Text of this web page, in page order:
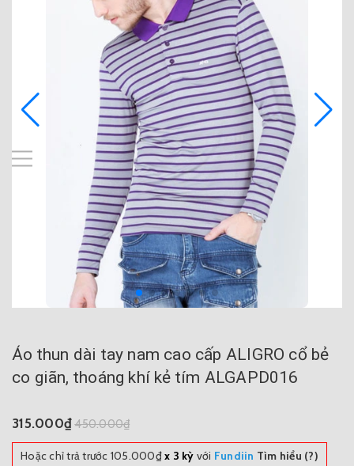
Áo thun dài tay nam cao cấp ALIGRO cổ bẻ
co giãn, thoáng khí kẻ tím ALGAPD016
315.000₫450.000₫
Hoặc chỉ trả trước 105.000₫x 3 kỳ với Fundiin Tìm hiểu (?)